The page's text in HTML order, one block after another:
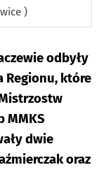
)
odbyły
Regionu, które
MMKS
dwie
oraz